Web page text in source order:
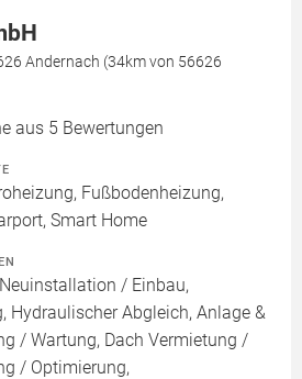
Andernach (34km von 56626
aus 5 Bewertungen
Fußbodenheizung,
Smart Home
/ Einbau,
Hydraulischer Abgleich, Anlage &
/ Wartung, Dach Vermietung /
/ Optimierung,